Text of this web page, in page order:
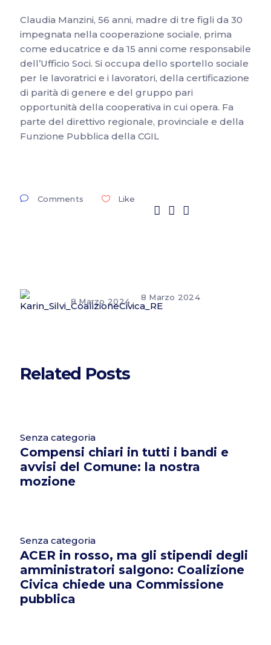
Claudia Manzini, 56 anni, madre di tre figli da 30
impegnata nella cooperazione sociale, prima
come educatrice e da 15 anni come responsabile
dell’Ufficio Soci. Si occupa dello sportello sociale
per le lavoratrici e i lavoratori, della certificazione
di parità di genere e del gruppo pari
opportunità della cooperativa in cui opera. Fa
parte del direttivo regionale, provinciale e della
Funzione Pubblica della CGIL
Comments Like
8 Marzo 2024 8 Marzo 2024
Related Posts
Senza categoria
Compensi chiari in tutti i bandi e
avvisi del Comune: la nostra
mozione
Senza categoria
ACER in rosso, ma gli stipendi degli
amministratori salgono: Coalizione
Civica chiede una Commissione
pubblica